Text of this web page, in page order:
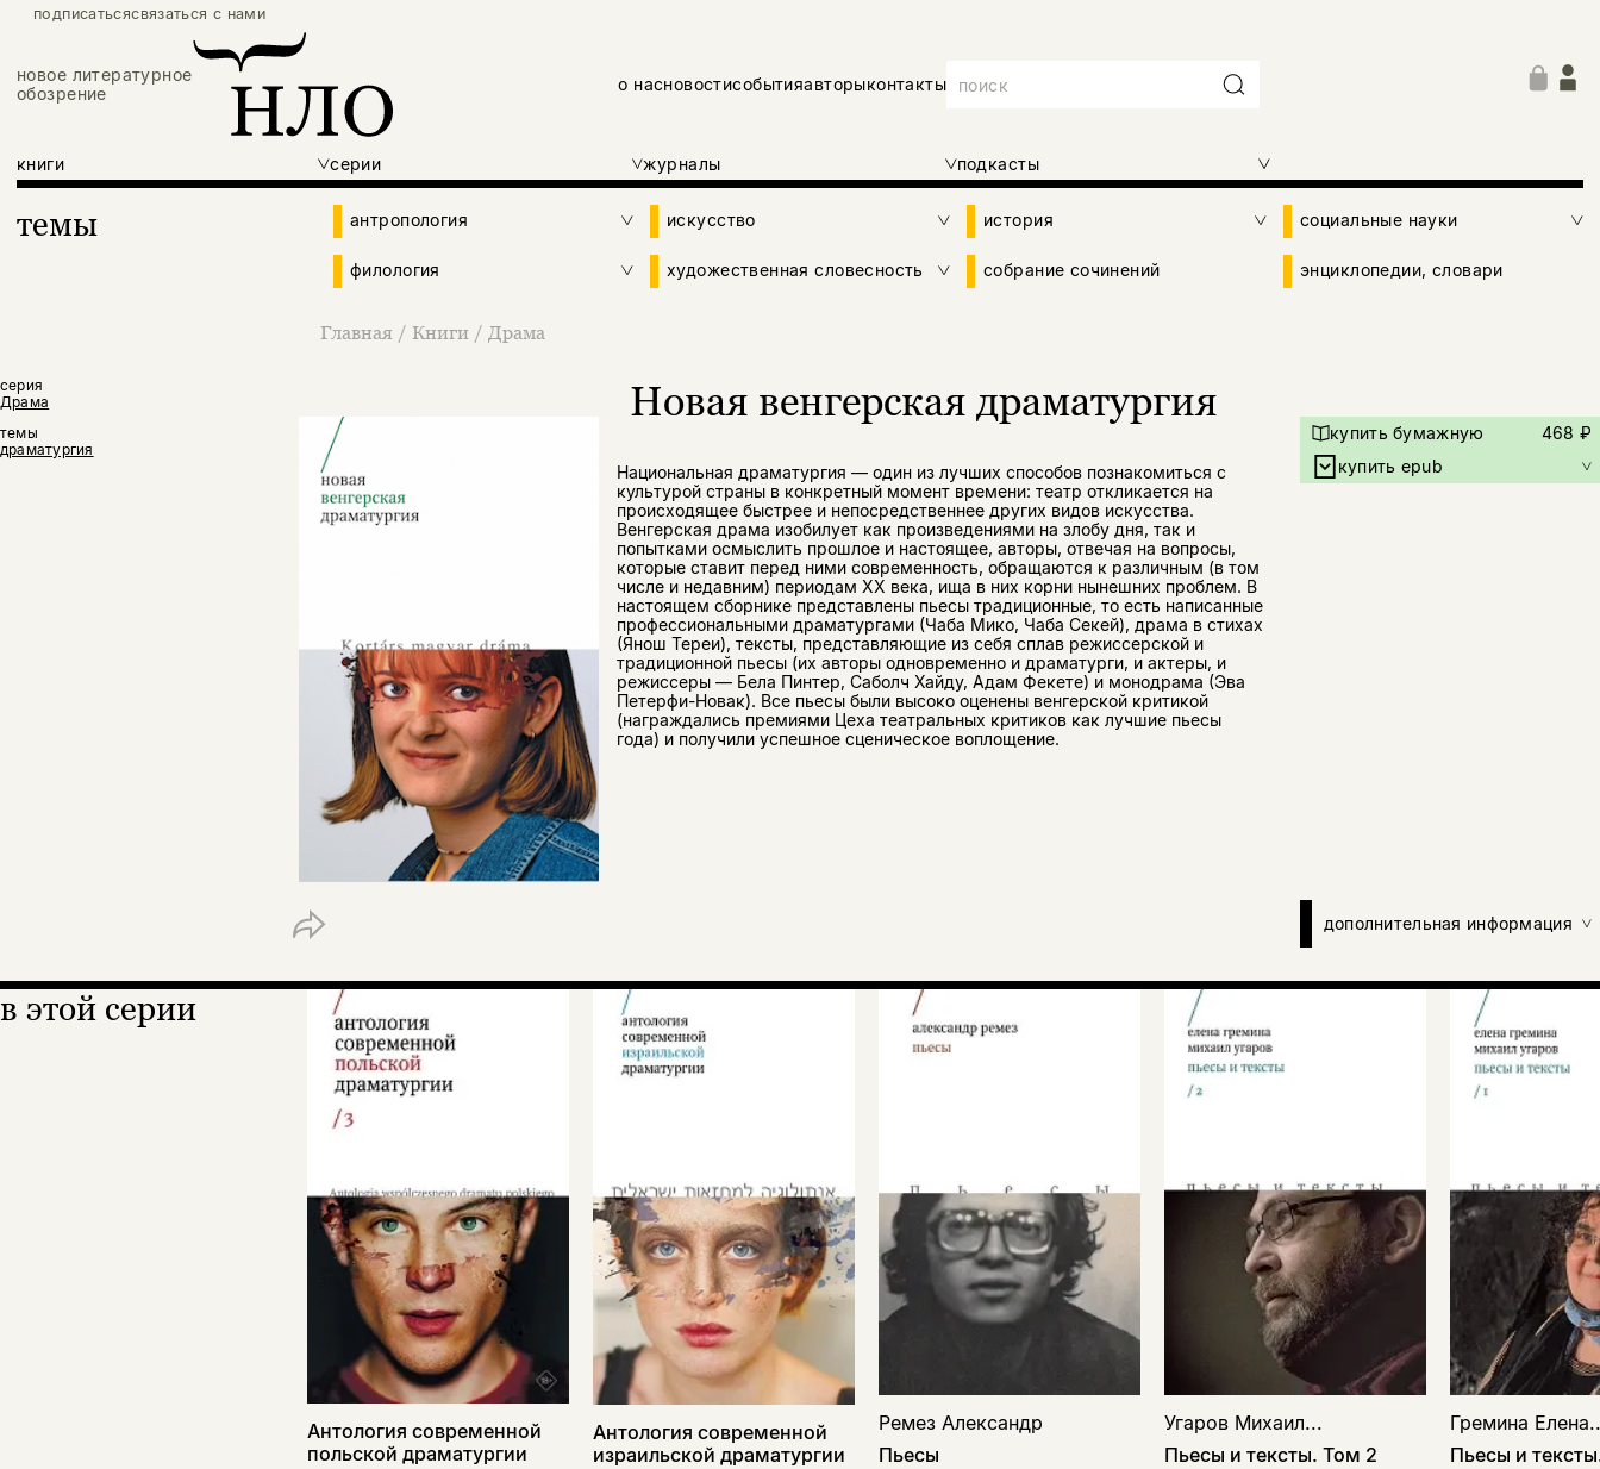
подписатьсясвязаться с нами
новое литературное
обозрение
о насновостисобытияавторыконтакты
книги серии журналы подкасты
темы антропология искусство история социальные науки
филология художественная словесность собрание сочинений энциклопедии, словари
Главная / Книги / Драма
серия
Драма
темы
драматургия
Новая венгерская драматургия
Национальная драматургия — один из лучших способов познакомиться с
культурой страны в конкретный момент времени: театр откликается на
происходящее быстрее и непосредственнее других видов искусства.
Венгерская драма изобилует как произведениями на злобу дня, так и
попытками осмыслить прошлое и настоящее, авторы, отвечая на вопросы,
которые ставит перед ними современность, обращаются к различным (в том
числе и недавним) периодам ХХ века, ища в них корни нынешних проблем. В
настоящем сборнике представлены пьесы традиционные, то есть написанные
профессиональными драматургами (Чаба Мико, Чаба Секей), драма в стихах
(Янош Тереи), тексты, представляющие из себя сплав режиссерской и
традиционной пьесы (их авторы одновременно и драматурги, и актеры, и
режиссеры — Бела Пинтер, Саболч Хайду, Адам Фекете) и монодрама (Эва
Петерфи-Новак). Все пьесы были высоко оценены венгерской критикой
(награждались премиями Цеха театральных критиков как лучшие пьесы
года) и получили успешное сценическое воплощение.
купить бумажную
468 ₽
купить epub
дополнительная информация
в этой серии
Антология современной
польской драматургии
Антология современной
израильской драматургии
Ремез Александр
Пьесы
Угаров Михаил...
Пьесы и тексты. Том 2
Гремина
Пьесы и